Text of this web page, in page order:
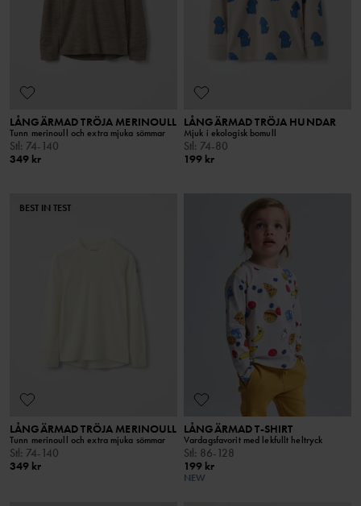
LÅNGÄRMAD TRÖJA MERINOULL
Tunn merinoull och extra mjuka sömmar
Stl: 74-140
349 kr
LÅNGÄRMAD TRÖJA HUNDAR
Mjuk i ekologisk bomull
Stl: 74-80
199 kr
BEST IN TEST
LÅNGÄRMAD TRÖJA MERINOULL
Tunn merinoull och extra mjuka sömmar
Stl: 74-140
349 kr
LÅNGÄRMAD T-SHIRT
Vardagsfavorit med lekfullt heltryck
Stl: 86-128
199 kr
NEW